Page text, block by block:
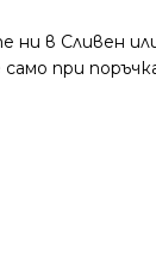
в Сливен
при